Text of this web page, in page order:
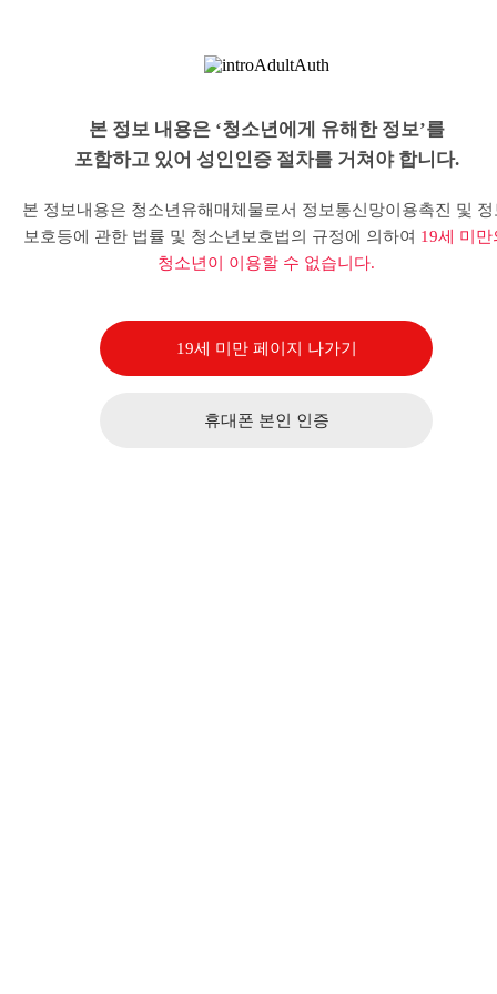
본 정보 내용은 ‘청소년에게 유해한 정보’를
포함하고 있어 성인인증 절차를 거쳐야 합니다.
본 정보내용은 청소년유해매체물로서 정보통신망이용촉진 및 정
보호등에 관한 법률 및 청소년보호법의 규정에 의하여 19세 미만
청소년이 이용할 수 없습니다.
19세 미만 페이지 나가기
휴대폰 본인 인증